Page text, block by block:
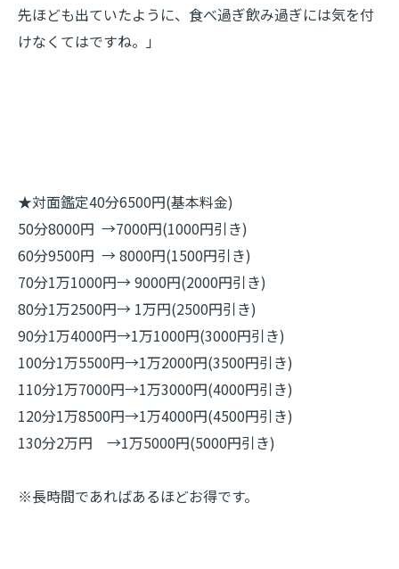
先ほども出ていたように、食べ過ぎ飲み過ぎには気を付
けなくてはですね。」
★対面鑑定40分6500円(基本料金)
50分8000円 →7000円(1000円引き)
60分9500円 → 8000円(1500円引き)
70分1万1000円→ 9000円(2000円引き)
80分1万2500円→ 1万円(2500円引き)
90分1万4000円→1万1000円(3000円引き)
100分1万5500円→1万2000円(3500円引き)
110分1万7000円→1万3000円(4000円引き)
120分1万8500円→1万4000円(4500円引き)
130分2万円 →1万5000円(5000円引き)
※長時間であればあるほどお得です。